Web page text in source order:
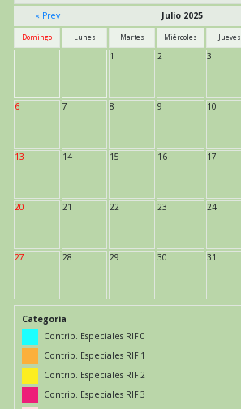
« Prev
Julio 2025
Domingo Lunes Martes Miércoles Jueves
1 2 3
6 7 8 9 10
13 14 15 16 17
20 21 22 23 24
27 28 29 30 31
Categoría
Contrib. Especiales RIF 0
Contrib. Especiales RIF 1
Contrib. Especiales RIF 2
Contrib. Especiales RIF 3